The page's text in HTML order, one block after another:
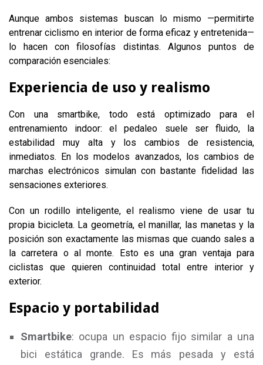
Aunque ambos sistemas buscan lo mismo —permitirte
entrenar ciclismo en interior de forma eficaz y entretenida—
lo hacen con filosofías distintas. Algunos puntos de
comparación esenciales:
Experiencia de uso y realismo
Con una smartbike, todo está optimizado para el
entrenamiento indoor: el pedaleo suele ser fluido, la
estabilidad muy alta y los cambios de resistencia,
inmediatos. En los modelos avanzados, los cambios de
marchas electrónicos simulan con bastante fidelidad las
sensaciones exteriores.
Con un rodillo inteligente, el realismo viene de usar tu
propia bicicleta. La geometría, el manillar, las manetas y la
posición son exactamente las mismas que cuando sales a
la carretera o al monte. Esto es una gran ventaja para
ciclistas que quieren continuidad total entre interior y
exterior.
Espacio y portabilidad
Smartbike: ocupa un espacio fijo similar a una
bici estática grande. Es más pesada y está